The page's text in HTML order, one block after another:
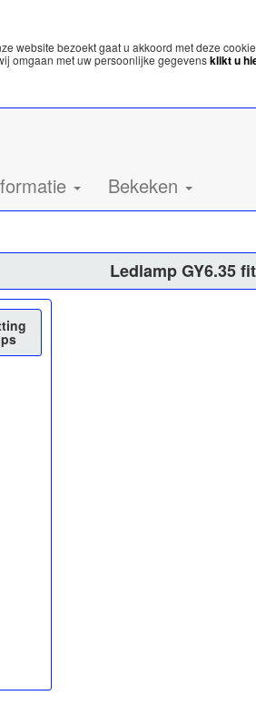
website bezoekt gaat u akkoord met deze
omgaan met uw persoonlijke gegevensklikt u
Bekeken
Ledlamp GY6.35